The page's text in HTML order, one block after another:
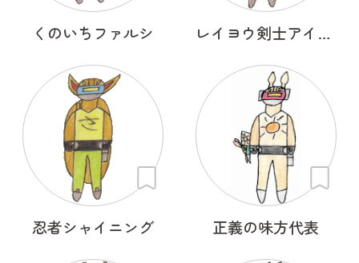
くのいちファルシ レイヨウ剣士アイベクサー
忍者シャイニング 正義の味方代表